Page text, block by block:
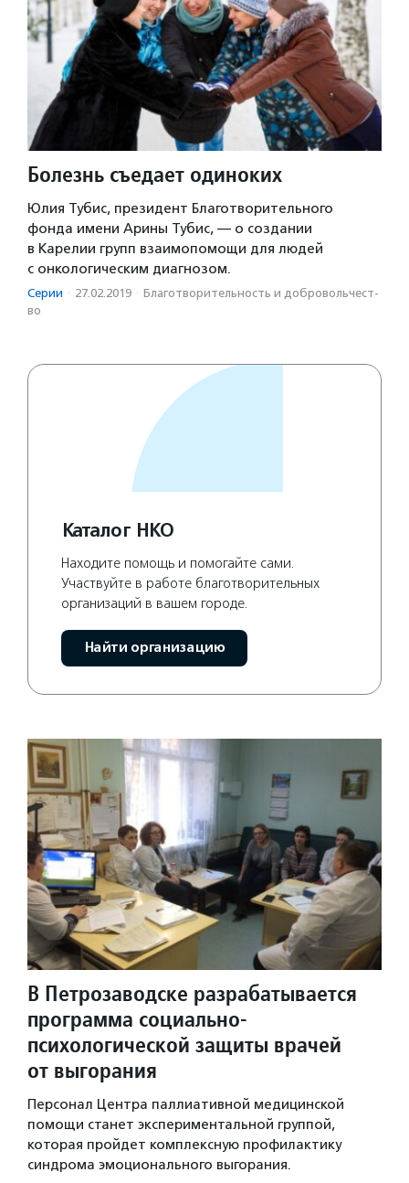
Болезнь съедает одиноких
Юлия Тубис, президент Благотворительного
фонда имени Арины Тубис, — о создании
в Карелии групп взаимопомощи для людей
с онкологическим диагнозом.
Серии · 27.02.2019 · Благотвори­тель­ность и доброволь­чест­
во
Каталог НКО
Находите помощь и помогайте сами.
Участвуйте в работе благотворительных
организаций в вашем городе.
Найти организацию
В Петрозаводске разрабатывается
программа социально-
психологической защиты врачей
от выгорания
Персонал Центра паллиативной медицинской
помощи станет экспериментальной группой,
которая пройдет комплексную профилактику
синдрома эмоционального выгорания.